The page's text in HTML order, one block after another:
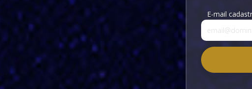
E-mail